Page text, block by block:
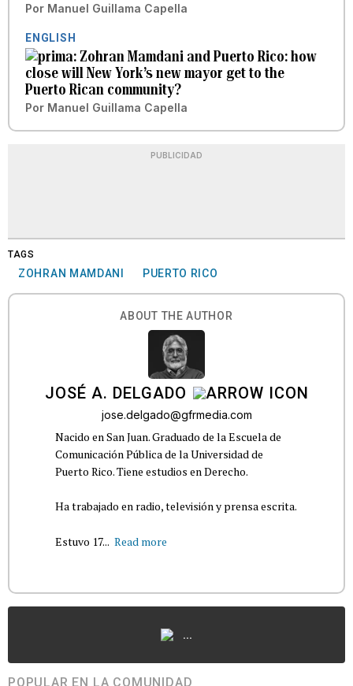
Por Manuel Guillama Capella
ENGLISH
Zohran Mamdani and Puerto Rico: how
close will New York’s new mayor get to the
Puerto Rican community?
Por Manuel Guillama Capella
PUBLICIDAD
TAGS
ZOHRAN MAMDANI PUERTO RICO
ABOUT THE AUTHOR
JOSÉ A. DELGADO
jose.delgado@gfrmedia.com
Nacido en San Juan. Graduado de la Escuela de
Comunicación Pública de la Universidad de
Puerto Rico. Tiene estudios en Derecho.
Ha trabajado en radio, televisión y prensa escrita.
Estuvo 17... Read more
...
POPULAR EN LA COMUNIDAD